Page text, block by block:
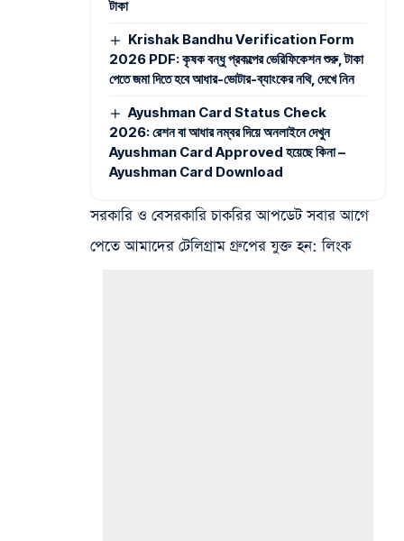
টাকা
Krishak Bandhu Verification Form
2026 PDF: কৃষক বন্ধু প্রকল্পের ভেরিফিকেশন শুরু, টাকা
পেতে জমা দিতে হবে আধার-ভোটার-ব্যাংকের নথি, দেখে নিন
Ayushman Card Status Check
2026: রেশন বা আধার নম্বর দিয়ে অনলাইনে দেখুন
Ayushman Card Approved হয়েছে কিনা –
Ayushman Card Download
সরকারি ও বেসরকারি চাকরির আপডেট সবার আগে
পেতে আমাদের টেলিগ্রাম গ্রুপের যুক্ত হন: লিংক